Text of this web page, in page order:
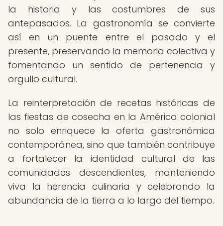
la historia y las costumbres de sus
antepasados. La gastronomía se convierte
así en un puente entre el pasado y el
presente, preservando la memoria colectiva y
fomentando un sentido de pertenencia y
orgullo cultural.
La reinterpretación de recetas históricas de
las fiestas de cosecha en la América colonial
no solo enriquece la oferta gastronómica
contemporánea, sino que también contribuye
a fortalecer la identidad cultural de las
comunidades descendientes, manteniendo
viva la herencia culinaria y celebrando la
abundancia de la tierra a lo largo del tiempo.